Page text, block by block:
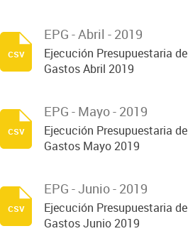
EPG - Abril - 2019
Ejecución Presupuestaria de
Gastos Abril 2019
csv
EPG - Mayo - 2019
Ejecución Presupuestaria de
Gastos Mayo 2019
csv
EPG - Junio - 2019
Ejecución Presupuestaria de
Gastos Junio 2019
csv